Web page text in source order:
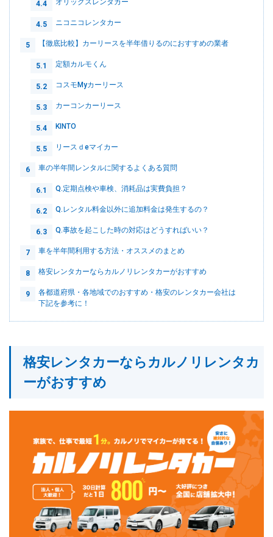
4.4 オリックスレンタカー
4.5 ニコニコレンタカー
5 【徹底比較】カーリースを半年借りるのにおすすめの業者
5.1 定額カルモくん
5.2 コスモMyカーリース
5.3 カーコンカーリース
5.4 KINTO
5.5 リースｄeマイカー
6 車の半年間レンタルに関するよくある質問
6.1 Q.定期点検や車検、消耗品は実費負担？
6.2 Q.レンタル料金以外に追加料金は発生するの？
6.3 Q.事故を起こした時の対応はどうすればいい？
7 車を半年間利用する方法・オススメのまとめ
8 格安レンタカーならカルノリレンタカーがおすすめ
9
各都道府県・各地域でのおすすめ・格安のレンタカー会社は
下記を参考に！
格安レンタカーならカルノリレンタカ
ーがおすすめ